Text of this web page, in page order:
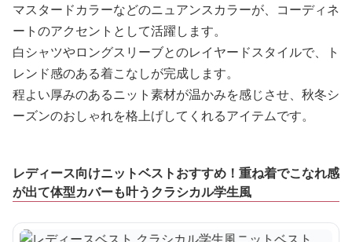
マスタードカラーなどのニュアンスカラーが、コーディネ
ートのアクセントとして活躍します。
白シャツやロングスリーブとのレイヤードスタイルで、ト
レンド感のある着こなしが完成します。
程よい厚みのあるニット素材が温かみを感じさせ、秋冬シ
ーズンのおしゃれを格上げしてくれるアイテムです。
レディース向けニットベストおすすめ！重ね着でこなれ感
が出て体型カバーも叶うクラシカル学生風